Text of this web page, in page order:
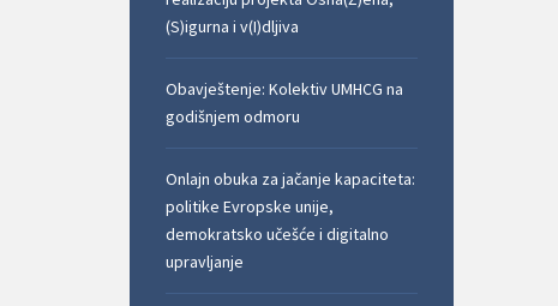
(S)igurna i v(I)dljiva
Obavještenje: Kolektiv UMHCG na
godišnjem odmoru
Onlajn obuka za jačanje kapaciteta:
politike Evropske unije,
demokratsko učešće i digitalno
upravljanje